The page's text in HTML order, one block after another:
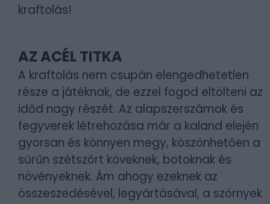
kraftolás!
AZ ACÉL TITKA
A kraftolás nem csupán elengedhetetlen
része a játéknak, de ezzel fogod eltölteni az
időd nagy részét. Az alapszerszámok és
fegyverek létrehozása már a kaland elején
gyorsan és könnyen megy, köszönhetően a
sűrűn szétszórt köveknek, botoknak és
növényeknek. Ám ahogy ezeknek az
összeszedésével, legyártásával, a szörnyek